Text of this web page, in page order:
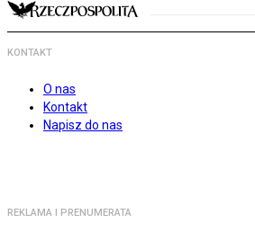
KONTAKT
O nas
Kontakt
Napisz do nas
REKLAMA I PRENUMERATA